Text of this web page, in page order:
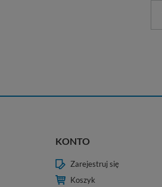
KONTO
Zarejestruj się
Koszyk